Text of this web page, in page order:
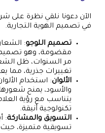
الآن دعونا نلقي نظرة على
في تصميم الهوية التجارية.
تصميم اللوجو:
مقضومة، وهو تصميم
مر السنوات، ظل
تغييرات جذرية، مما
الألوان: استخدام
والأسود، يمنح
يتناسب مع رؤية
تكنولوجية أنيقة.
التسويق والمشاركة:
تسويقية متميزة،